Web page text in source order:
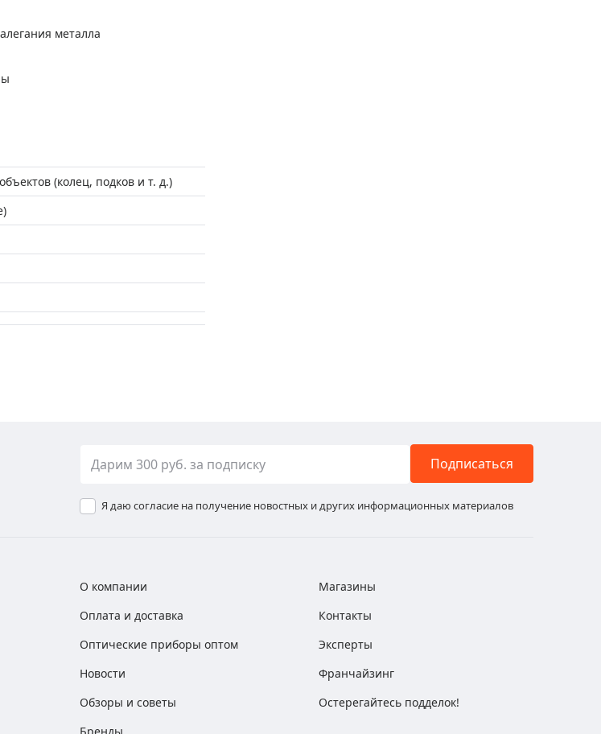
металла
(колец, подков и т. д.)
Подписаться
Я даю согласие на получение новостных и других информационных материалов
О компании
Оплата и доставка
Оптические приборы оптом
Новости
Обзоры и советы
Магазины
Контакты
Эксперты
Франчайзинг
Остерегайтесь подделок!